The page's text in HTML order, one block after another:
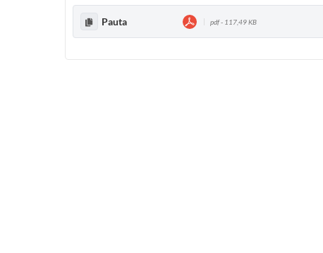
Pauta pdf - 117,49 KB